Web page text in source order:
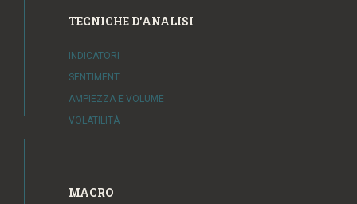
TECNICHE D'ANALISI
INDICATORI
SENTIMENT
AMPIEZZA E VOLUME
VOLATILITÀ
MACRO